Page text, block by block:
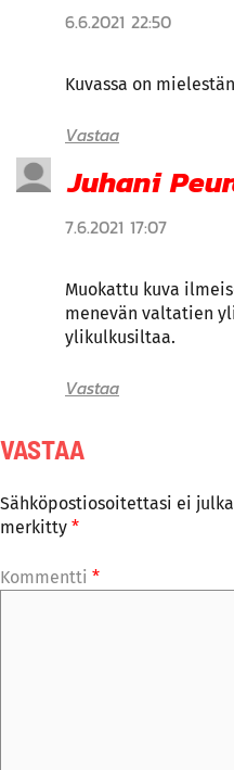
6.6.2021 22:50
Kuvassa on
Vastaa
Juhani
7.6.2021 17:07
Muokattu kuva
menevän valtatien
ylikulkusiltaa.
Vastaa
VASTAA
Sähköpostiosoitettasi ei
merkitty *
Kommentti *